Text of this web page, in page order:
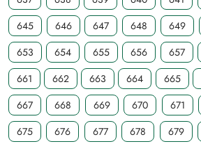
645
646 647 648 649
653
654 655 656 657
661
662 663 664 665
667
668 669 670 671
675
676 677 678 679